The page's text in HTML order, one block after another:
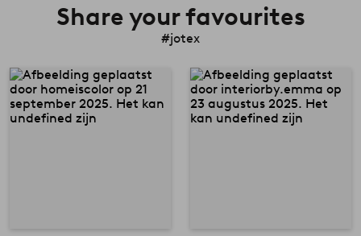
Share your favourites
#jotex